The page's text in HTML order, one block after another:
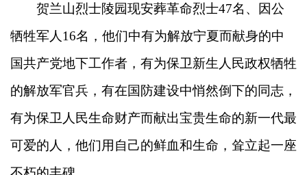
贺兰山烈士陵园现安葬革命烈士47名、因公
牺牲军人16名，他们中有为解放宁夏而献身的中
国共产党地下工作者，有为保卫新生人民政权牺牲
的解放军官兵，有在国防建设中悄然倒下的同志，
有为保卫人民生命财产而献出宝贵生命的新一代最
可爱的人，他们用自己的鲜血和生命，耸立起一座